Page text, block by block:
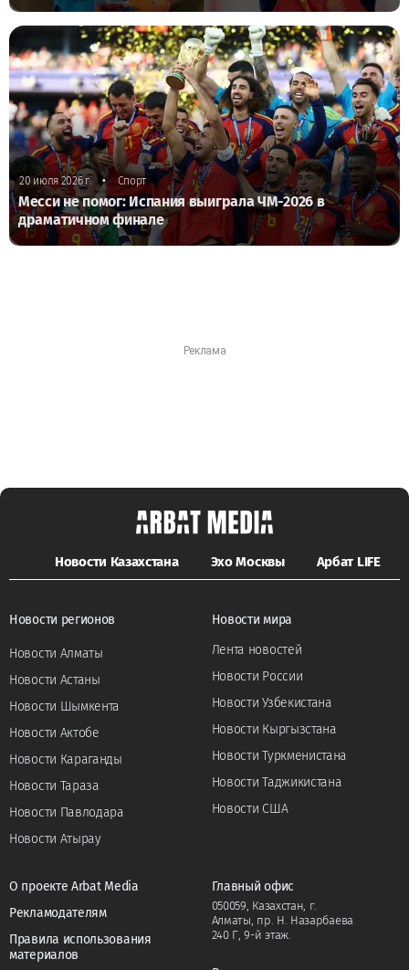
20 июля 2026 г. • Спорт
Месси не помог: Испания выиграла ЧМ-2026 в
драматичном финале
Новости Казахстана Эхо Москвы Арбат LIFE
Новости регионов
Новости Алматы
Новости Астаны
Новости Шымкента
Новости Актобе
Новости Караганды
Новости Тараза
Новости Павлодара
Новости Атырау
Новости мира
Лента новостей
Новости России
Новости Узбекистана
Новости Кыргызстана
Новости Туркменистана
Новости Таджикистана
Новости США
О проекте Arbat Media
Рекламодателям
Правила использования
материалов
Главный офис
050059, Казахстан, г.
Алматы, пр. Н. Назарбаева
240 Г, 9-й этаж.